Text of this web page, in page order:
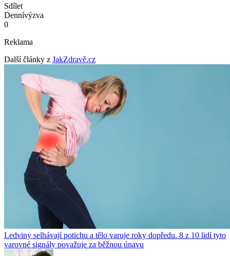
Sdílet
Dennívýzva
0
Reklama
Další články z JakZdravě.cz
Ledviny selhávají potichu a tělo varuje roky dopředu. 8 z 10 lidí tyto
varovné signály považuje za běžnou únavu